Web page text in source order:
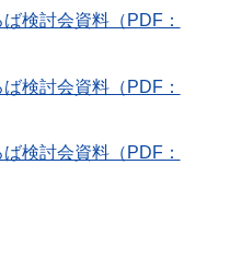
検討会資料（PDF：
検討会資料（PDF：
検討会資料（PDF：